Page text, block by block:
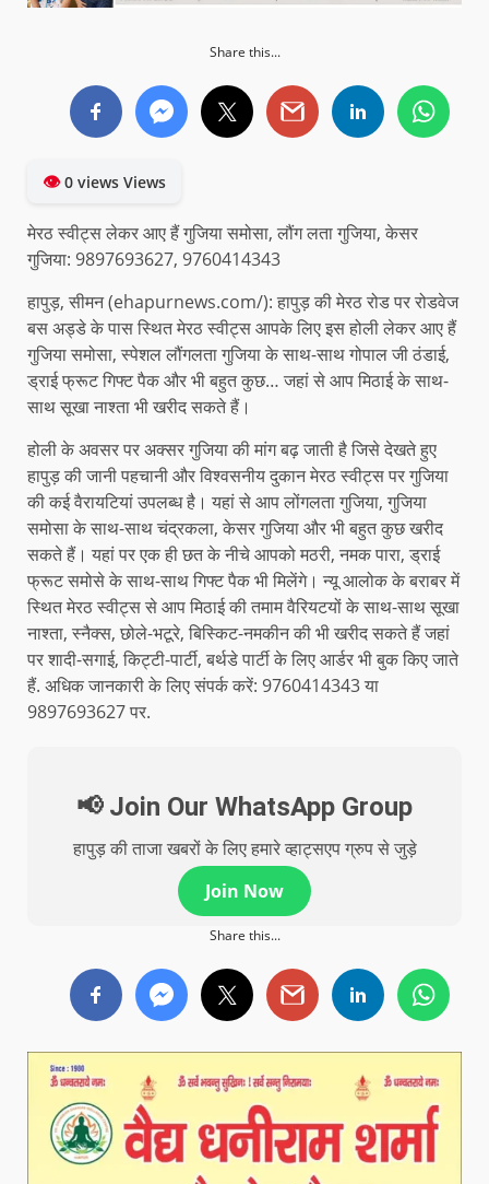
Share this...
👁0 views Views
मेरठ स्वीट्स लेकर आए हैं गुजिया समोसा, लौंग लता गुजिया, केसर
गुजिया: 9897693627, 9760414343
हापुड़, सीमन (ehapurnews.com/): हापुड़ की मेरठ रोड पर रोडवेज
बस अड्डे के पास स्थित मेरठ स्वीट्स आपके लिए इस होली लेकर आए हैं
गुजिया समोसा, स्पेशल लौंगलता गुजिया के साथ-साथ गोपाल जी ठंडाई,
ड्राई फ्रूट गिफ्ट पैक और भी बहुत कुछ… जहां से आप मिठाई के साथ-
साथ सूखा नाश्ता भी खरीद सकते हैं।
होली के अवसर पर अक्सर गुजिया की मांग बढ़ जाती है जिसे देखते हुए
हापुड़ की जानी पहचानी और विश्वसनीय दुकान मेरठ स्वीट्स पर गुजिया
की कई वैरायटियां उपलब्ध है। यहां से आप लोंगलता गुजिया, गुजिया
समोसा के साथ-साथ चंद्रकला, केसर गुजिया और भी बहुत कुछ खरीद
सकते हैं। यहां पर एक ही छत के नीचे आपको मठरी, नमक पारा, ड्राई
फ्रूट समोसे के साथ-साथ गिफ्ट पैक भी मिलेंगे। न्यू आलोक के बराबर में
स्थित मेरठ स्वीट्स से आप मिठाई की तमाम वैरियटयों के साथ-साथ सूखा
नाश्ता, स्नैक्स, छोले-भटूरे, बिस्किट-नमकीन की भी खरीद सकते हैं जहां
पर शादी-सगाई, किट्टी-पार्टी, बर्थडे पार्टी के लिए आर्डर भी बुक किए जाते
हैं. अधिक जानकारी के लिए संपर्क करें: 9760414343 या
9897693627 पर.
📢 Join Our WhatsApp Group
हापुड़ की ताजा खबरों के लिए हमारे व्हाट्सएप ग्रुप से जुड़े
Join Now
Share this...